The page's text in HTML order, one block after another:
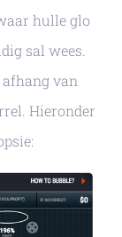
hulle glo
sal wees.
van
Hieronder